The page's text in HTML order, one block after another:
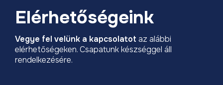
Elérhetőségeink
Vegye fel velünk a kapcsolatot az alábbi
elérhetőségeken. Csapatunk készséggel áll
rendelkezésére.